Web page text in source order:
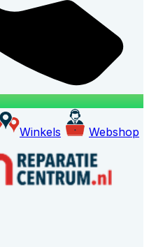
Winkels Webshop